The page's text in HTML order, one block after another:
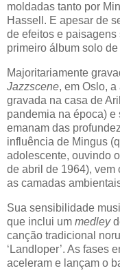
moldadas tanto por
Hassell. E apesar de
de efeitos e paisagens
primeiro álbum solo de
Majoritariamente
Jazzscene, em Oslo, a
gravada na casa de
pandemia na época)
emanam das
influência de Mingus
adolescente, ouvindo
de abril de 1964), vem
as camadas
Sua sensibilidade
que inclui um medley
canção tradicional
‘Landloper’. As fases
aceleram e lançam o